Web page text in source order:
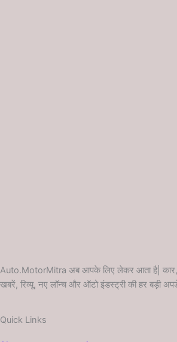
Auto.MotorMitra अब आपके लिए लेकर आता है| कार,
खबरें, रिव्यू, नए लॉन्च और ऑटो इंडस्ट्री की हर बड़ी
Quick Links